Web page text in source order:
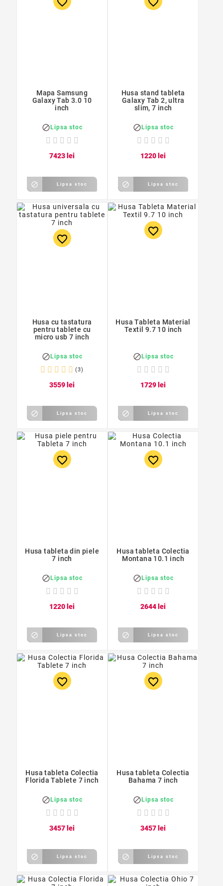
Mapa Samsung
Galaxy Tab 3.0 10
inch
 Lipsa stoc
7423 lei
 Lipsa stoc
Husa stand tableta
Galaxy Tab 2, ultra
slim, 7 inch
 Lipsa stoc
1220 lei
 Lipsa stoc
favorite_border
Husa cu tastatura
pentru tablete cu
micro usb 7 inch
 Lipsa stoc
(3)
3559 lei
 Lipsa stoc
favorite_border
Husa Tableta Material
Textil 9.7 10 inch
 Lipsa stoc
1729 lei
 Lipsa stoc
favorite_border
Husa tableta din piele
7 inch
 Lipsa stoc
1220 lei
 Lipsa stoc
favorite_border
Husa tableta Colectia
Montana 10.1 inch
 Lipsa stoc
2644 lei
 Lipsa stoc
favorite_border
Husa tableta Colectia
Florida Tablete 7 inch
 Lipsa stoc
3457 lei
 Lipsa stoc
favorite_border
Husa tableta Colectia
Bahama 7 inch
 Lipsa stoc
3457 lei
 Lipsa stoc